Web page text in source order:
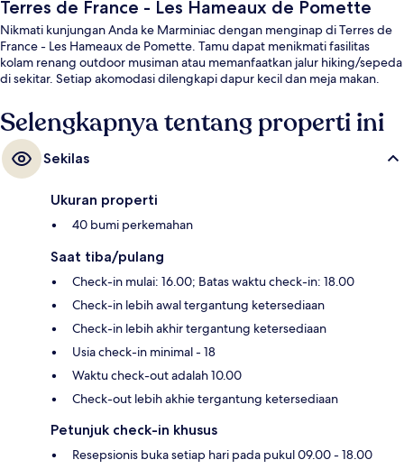
Terres de France - Les Hameaux de Pomette
Nikmati kunjungan Anda ke Marminiac dengan menginap di Terres de
France - Les Hameaux de Pomette. Tamu dapat menikmati fasilitas
kolam renang outdoor musiman atau memanfaatkan jalur hiking/sepeda
di sekitar. Setiap akomodasi dilengkapi dapur kecil dan meja makan.
Selengkapnya tentang properti ini
Sekilas
Ukuran properti
40 bumi perkemahan
Saat tiba/pulang
Check-in mulai: 16.00; Batas waktu check-in: 18.00
Check-in lebih awal tergantung ketersediaan
Check-in lebih akhir tergantung ketersediaan
Usia check-in minimal - 18
Waktu check-out adalah 10.00
Check-out lebih akhie tergantung ketersediaan
Petunjuk check-in khusus
Resepsionis buka setiap hari pada pukul 09.00 - 18.00